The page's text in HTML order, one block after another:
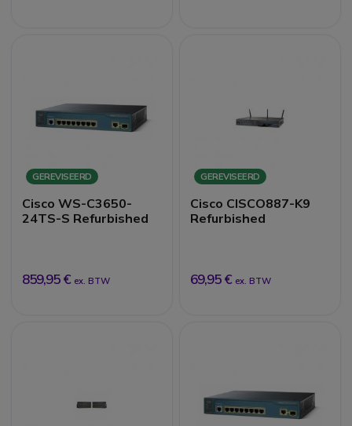
GEREVISEERD
Cisco WS-C3650-
24TS-S Refurbished
859,95 € ex. BTW
GEREVISEERD
Cisco CISCO887-K9
Refurbished
69,95 € ex. BTW